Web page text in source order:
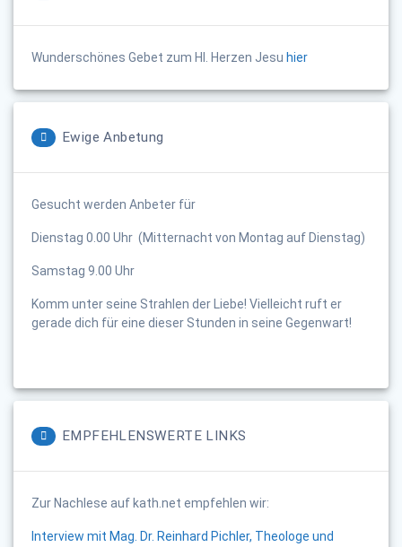
Wunderschönes Gebet zum Hl. Herzen Jesu hier
Ewige Anbetung
Gesucht werden Anbeter für
Dienstag 0.00 Uhr (Mitternacht von Montag auf Dienstag)
Samstag 9.00 Uhr
Komm unter seine Strahlen der Liebe! Vielleicht ruft er
gerade dich für eine dieser Stunden in seine Gegenwart!
EMPFEHLENSWERTE LINKS
Zur Nachlese auf kath.net empfehlen wir:
Interview mit Mag. Dr. Reinhard Pichler, Theologe und